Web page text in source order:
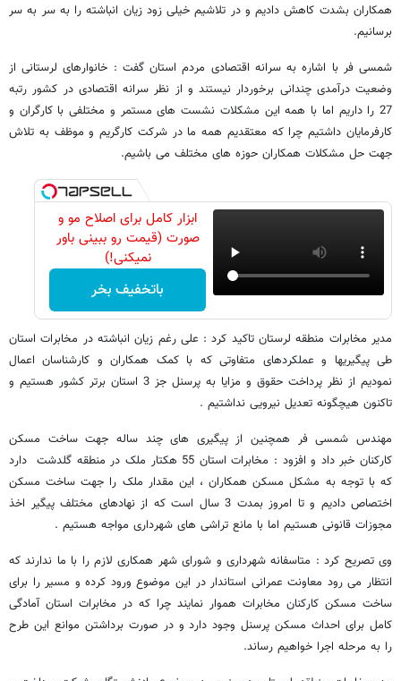
همکاران بشدت کاهش دادیم و در تلاشیم خیلی زود زیان انباشته را به سر به سر
برسانیم.
شمسی فر با اشاره به سرانه اقتصادی مردم استان گفت : خانوارهای لرستانی از
وضعیت درآمدی چندانی برخوردار نیستند و از نظر سرانه اقتصادی در کشور رتبه
27 را داریم اما با همه این مشکلات نشست های مستمر و مختلفی با کارگران و
کارفرمایان داشتیم چرا که معتقدیم همه ما در شرکت کارگریم و موظف به تلاش
جهت حل مشکلات همکاران حوزه های مختلف می باشیم.
ابزار کامل برای اصلاح مو و
صورت (قیمت رو ببینی باور
نمیکنی!)
باتخفیف بخر
مدیر مخابرات منطقه لرستان تاکید کرد : علی رغم زیان انباشته در مخابرات استان
طی پیگیریها و عملکردهای متفاوتی که با کمک همکاران و کارشناسان اعمال
نمودیم از نظر پرداخت حقوق و مزایا به پرسنل جز 3 استان برتر کشور هستیم و
تاکنون هیچگونه تعدیل نیرویی نداشتیم .
مهندس شمسی فر همچنین از پیگیری های چند ساله جهت ساخت مسکن
کارکنان خبر داد و افزود : مخابرات استان 55 هکتار ملک در منطقه گلدشت دارد
که با توجه به مشکل مسکن همکاران ، این مقدار ملک را جهت ساخت مسکن
اختصاص دادیم و تا امروز بمدت 3 سال است که از نهادهای مختلف پیگیر اخذ
مجوزات قانونی هستیم اما با مانع تراشی های شهرداری مواجه هستیم .
وی تصریح کرد : متاسفانه شهرداری و شورای شهر همکاری لازم را با ما ندارند که
انتظار می رود معاونت عمرانی استاندار در این موضوع ورود کرده و مسیر را برای
ساخت مسکن کارکنان مخابرات هموار نمایند چرا که در مخابرات استان آمادگی
کامل برای احداث مسکن پرسنل وجود دارد و در صورت برداشتن موانع این طرح
را به مرحله اجرا خواهیم رساند.